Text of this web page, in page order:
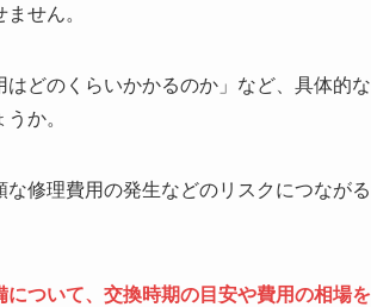
せん。
どのくらいかかるのか」など、具体的な
か。
修理費用の発生などのリスクにつながる
ついて、交換時期の目安や費用の相場を